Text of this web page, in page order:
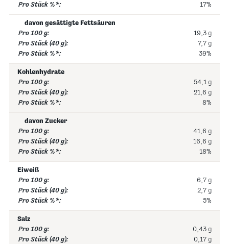
17%
davon gesättigte Fettsäuren
19,3 g
7,7 g
39%
Kohlenhydrate
54,1 g
21,6 g
8%
davon Zucker
41,6 g
16,6 g
18%
Eiweiß
6,7 g
2,7 g
5%
Salz
0,43 g
0,17 g